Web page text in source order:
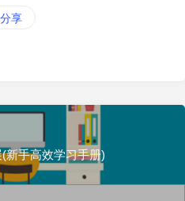
分享
新手高效学习手册)